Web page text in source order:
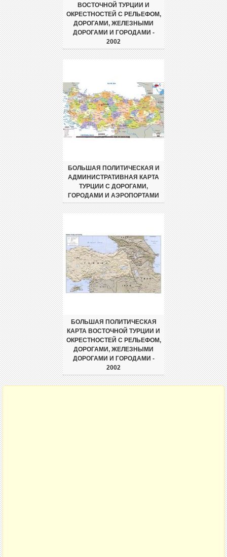
ВОСТОЧНОЙ ТУРЦИИ И
ОКРЕСТНОСТЕЙ С РЕЛЬЕФОМ,
ДОРОГАМИ, ЖЕЛЕЗНЫМИ
ДОРОГАМИ И ГОРОДАМИ -
2002
БОЛЬШАЯ ПОЛИТИЧЕСКАЯ И
АДМИНИСТРАТИВНАЯ КАРТА
ТУРЦИИ С ДОРОГАМИ,
ГОРОДАМИ И АЭРОПОРТАМИ
БОЛЬШАЯ ПОЛИТИЧЕСКАЯ
КАРТА ВОСТОЧНОЙ ТУРЦИИ И
ОКРЕСТНОСТЕЙ С РЕЛЬЕФОМ,
ДОРОГАМИ, ЖЕЛЕЗНЫМИ
ДОРОГАМИ И ГОРОДАМИ -
2002